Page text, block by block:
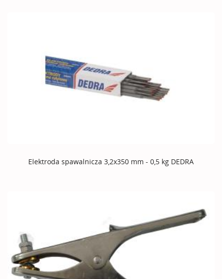
Elektroda spawalnicza 3,2x350 mm - 0,5 kg DEDRA